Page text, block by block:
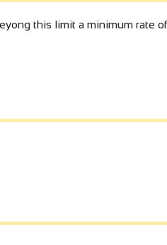
this limit a minimum rate